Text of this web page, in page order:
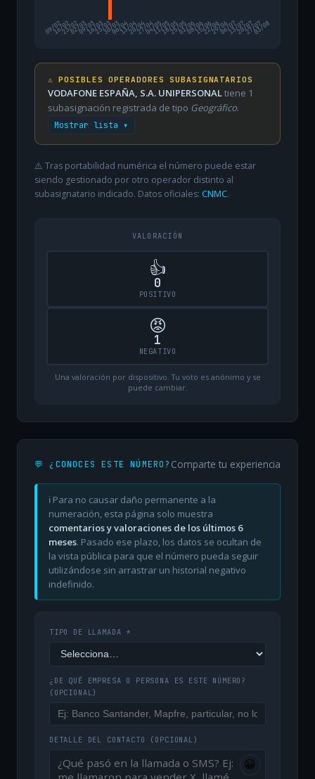
09/02
16/0223/0202/0309/0316/0323/0330/0306/0413/0420/0427/0404/0511/0518/0525/0501/0608/0615/0622/0629/0606/0713/0720/0727/07
03/08
⚠️ POSIBLES OPERADORES SUBASIGNATARIOS
VODAFONE ESPAÑA, S.A. UNIPERSONALtiene 1
subasignación registrada de tipo Geográfico.
Mostrar lista ▾
⚠️ Tras portabilidad numérica el número puede estar
siendo gestionado por otro operador distinto al
subasignatario indicado. Datos oficiales: CNMC.
VALORACIÓN
👍
0
POSITIVO
😡
1
NEGATIVO
Una valoración por dispositivo. Tu voto es anónimo y se
puede cambiar.
💬 ¿CONOCES ESTE NÚMERO? Comparte tu experiencia
ℹ️ Para no causar daño permanente a la
numeración, esta página solo muestra
comentarios y valoraciones de los últimos 6
meses. Pasado ese plazo, los datos se ocultan de
la vista pública para que el número pueda seguir
utilizándose sin arrastrar un historial negativo
indefinido.
TIPO DE LLAMADA *
¿DE QUÉ EMPRESA O PERSONA ES ESTE NÚMERO?
(OPCIONAL)
DETALLE DEL CONTACTO (OPCIONAL)
😀